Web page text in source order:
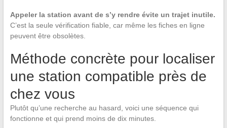
Appeler la station avant de s’y rendre évite un trajet inutile.
C’est la seule vérification fiable, car même les fiches en ligne
peuvent être obsolètes.
Méthode concrète pour localiser
une station compatible près de
chez vous
Plutôt qu’une recherche au hasard, voici une séquence qui
fonctionne et qui prend moins de dix minutes.